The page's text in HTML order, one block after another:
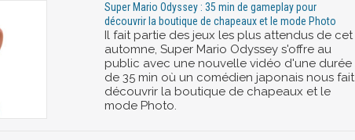
Super Mario Odyssey : 35 min de gameplay pour
découvrir la boutique de chapeaux et le mode Photo
Il fait partie des jeux les plus attendus de cet
automne, Super Mario Odyssey s'offre au
public avec une nouvelle vidéo d'une durée
de 35 min où un comédien japonais nous fait
découvrir la boutique de chapeaux et le
mode Photo.